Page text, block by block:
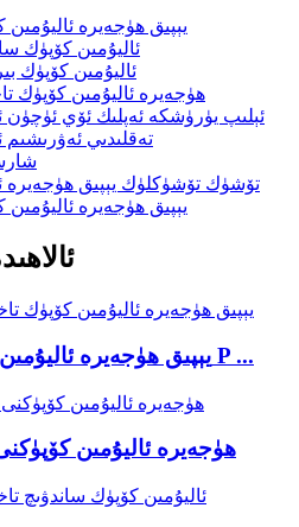
يېپىق ھۈجەيرە
ئاليۇمىن كۆپۈك
ئاليۇمىن كۆپۈك
ھۈجەيرە ئاليۇمىن كۆپۈك
ئېلىپ يۈرۈشكە ئەپلىك ئۆي ئۈچۈن
تەقلىدىي ئەۋرىشىم
تۆشۈك تۆشۈكلۈك يېپىق ھۈجەيرە
يېپىق ھۈجەيرە
يېپىق ھۈجەيرە ئاليۇمىن كۆپۈك P ...
ھۈجەيرە ئاليۇمىن